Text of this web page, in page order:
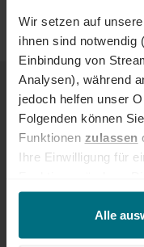
Wir setzen auf
ihnen sind notwendig
Einbindung von
Analysen), während
jedoch helfen unser
Folgenden können
Funktionen zulassen
Ihre Einwilligung für
jederzeit über
und/oder
Informationen
Alle
Dein Weg führt Dich von
Positionen: Spezialisiere
Strategy oder Digitales
Führungsverantwortung
LinkedIn Learning sowie
Growth Hacking oder
Typische Positionen